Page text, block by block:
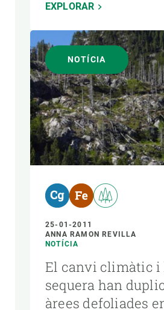
EXPLORAR
NOTÍCIA
25-01-2011
ANNA RAMON REVILLA
NOTÍCIA
El canvi climàtic i
sequera han
àrees defoliades